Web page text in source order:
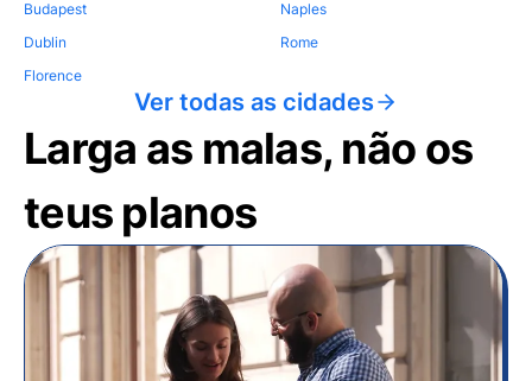
Budapest
Dublin
Florence
Naples
Rome
Ver todas as cidades
Larga as malas, não os
teus planos